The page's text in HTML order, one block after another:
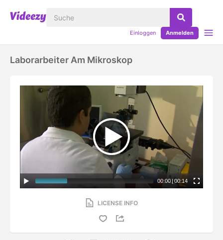
Einloggen Anmelden
Laborarbeiter Am Mikroskop
00:00 |00:14
LICENSE INFO